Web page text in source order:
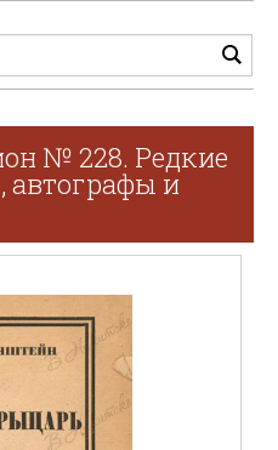
№ 228. Редкие
автографы и